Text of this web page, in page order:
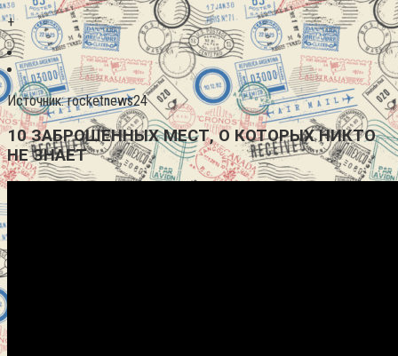
+
Источник: rocketnews24
10 ЗАБРОШЕННЫХ МЕСТ, О КОТОРЫХ НИКТО
НЕ ЗНАЕТ